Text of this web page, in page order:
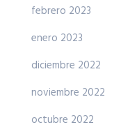
febrero 2023
enero 2023
diciembre 2022
noviembre 2022
octubre 2022